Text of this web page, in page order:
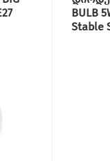
BULB
Stable